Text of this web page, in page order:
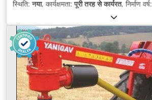
स्थिति:नया, कार्यक्षमता:पूरी तरह से कार्यरत, निर्माण वर्ष: